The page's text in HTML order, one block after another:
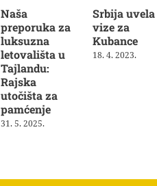
Naša
preporuka za
luksuzna
letovališta u
Tajlandu:
Rajska
utočišta za
pamćenje
31. 5. 2025.
Srbija uvela
vize za
Kubance
18. 4. 2023.